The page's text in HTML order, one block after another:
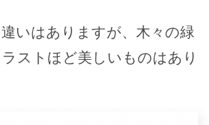
いはありますが、木々の緑
ストほど美しいものはあり